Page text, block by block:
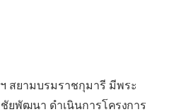
สยามบรมราชกุมารี มีพระ
ยพัฒนา ดำเนินการโครงการ